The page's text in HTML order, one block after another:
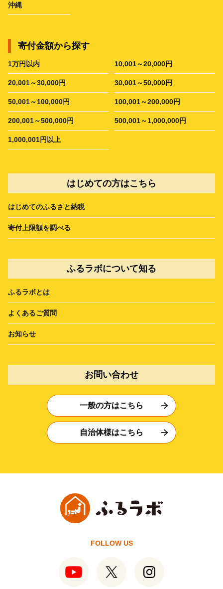
沖縄
寄付金額から探す
1万円以内 10,001～20,000円
20,001～30,000円 30,001～50,000円
50,001～100,000円 100,001～200,000円
200,001～500,000円 500,001～1,000,000円
1,000,001円以上
はじめての方はこちら
はじめてのふるさと納税
寄付上限額を調べる
ふるラボについて知る
ふるラボとは
よくあるご質問
お知らせ
お問い合わせ
一般の方はこちら
自治体様はこちら
FOLLOW US